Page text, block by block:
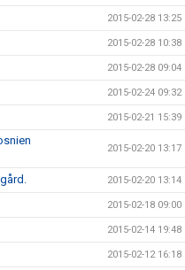
2015-02-28 13:25
2015-02-28 10:38
2015-02-28 09:04
2015-02-24 09:32
2015-02-21 15:39
2015-02-20 13:17
2015-02-20 13:14
2015-02-18 09:00
2015-02-14 19:48
2015-02-12 16:18